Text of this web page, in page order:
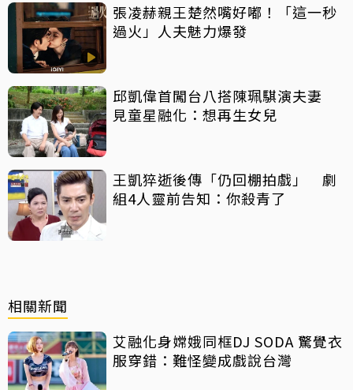
張凌赫親王楚然嘴好嘟！「這一秒
過火」人夫魅力爆發
邱凱偉首闖台八搭陳珮騏演夫妻
見童星融化：想再生女兒
王凱猝逝後傳「仍回棚拍戲」 劇
組4人靈前告知：你殺青了
相關新聞
艾融化身嫦娥同框DJ SODA 驚覺衣
服穿錯：難怪變成戲說台灣